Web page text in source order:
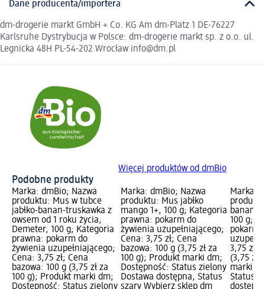
Dane producenta/importera
dm-drogerie markt GmbH + Co. KG Am dm-Platz 1 DE-76227
Karlsruhe Dystrybucja w Polsce: dm-drogerie markt sp. z o.o. ul.
Legnicka 48H PL-54-202 Wrocław info@dm.pl
Więcej produktów od dmBio
Podobne produkty
Marka: dmBio; Nazwa
produktu: Mus w tubce
jabłko-banan-truskawka z
owsem od 1 roku życia,
Demeter, 100 g; Kategoria
prawna: pokarm do
żywienia uzupełniającego;
Cena: 3,75 zł; Cena
bazowa: 100 g (3,75 zł za
100 g); Produkt marki dm;
Dostępność: Status zielony
Marka: dmBio; Nazwa
produktu: Mus jabłko
mango 1+, 100 g; Kategoria
prawna: pokarm do
żywienia uzupełniającego;
Cena: 3,75 zł; Cena
bazowa: 100 g (3,75 zł za
100 g); Produkt marki dm;
Dostępność: Status zielony
Dostawa dostępna, Status
szary Wybierz sklep dm
Marka:
banan,
100 g;
pokarm
3,75 zł;
(3,75 zł
marki
Status